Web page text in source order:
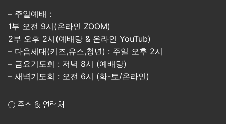
– 주일예배 :
1부 오전 9시(온라인 ZOOM)
2부 오후 2시(예배당 & 온라인 YouTub)
– 다음세대(키즈,유스,청년) : 주일 오후 2시
– 금요기도회 : 저녁 8시 (예배당)
– 새벽기도회 : 오전 6시 (화-토/온라인)
○ 주소 & 연락처